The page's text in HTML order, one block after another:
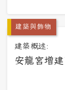
建築與飾物
建築概述:
安龍宮增